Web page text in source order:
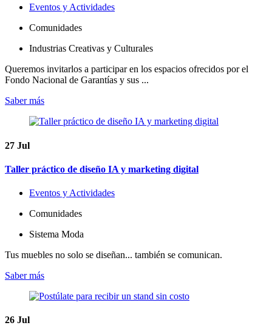
Eventos y Actividades
Comunidades
Industrias Creativas y Culturales
Queremos invitarlos a participar en los espacios ofrecidos por el
Fondo Nacional de Garantías y sus ...
Saber más
27 Jul
Taller práctico de diseño IA y marketing digital
Eventos y Actividades
Comunidades
Sistema Moda
Tus muebles no solo se diseñan... también se comunican.
Saber más
26 Jul